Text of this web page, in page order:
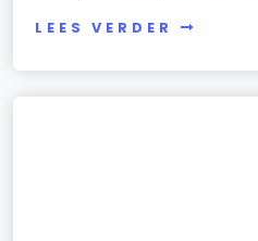
LEES VERDER